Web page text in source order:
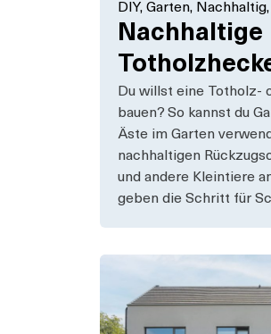
DIY, Garten, Nachhaltig,
Nachhaltige
Du willst eine Totholz-
bauen? So kannst du
Äste im Garten
nachhaltigen
und andere Kleintiere
geben die Schritt für